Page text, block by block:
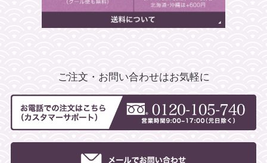
ご注文・お問い合わせはお気軽に